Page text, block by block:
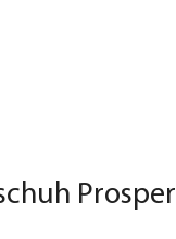
Prosper